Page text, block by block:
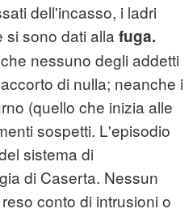
dell'incasso, i ladri
si sono dati alla fuga.
nessuno degli addetti
di nulla; neanche i
(quello che inizia alle
sospetti. L'episodio
sistema di
di Caserta. Nessun
conto di intrusioni o